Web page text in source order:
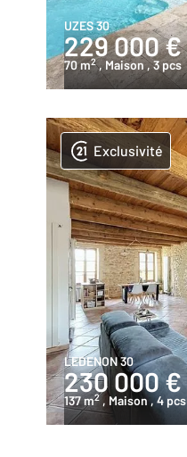
UZES 30
229 000 €
70 m2 , Maison , 3 pcs
Exclusivité
LEDENON 30
230 000 €
137 m2 , Maison, 4 pcs